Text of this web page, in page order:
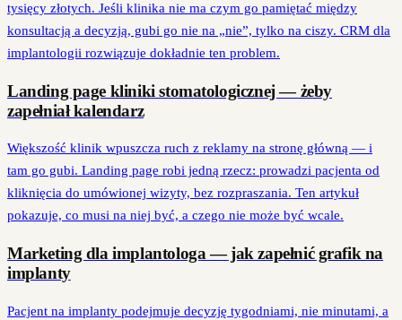
tysięcy złotych. Jeśli klinika nie ma czym go pamiętać między
konsultacją a decyzją, gubi go nie na „nie”, tylko na ciszy. CRM dla
implantologii rozwiązuje dokładnie ten problem.
Landing page kliniki stomatologicznej — żeby
zapełniał kalendarz
Większość klinik wpuszcza ruch z reklamy na stronę główną — i
tam go gubi. Landing page robi jedną rzecz: prowadzi pacjenta od
kliknięcia do umówionej wizyty, bez rozpraszania. Ten artykuł
pokazuje, co musi na niej być, a czego nie może być wcale.
Marketing dla implantologa — jak zapełnić grafik na
implanty
Pacjent na implanty podejmuje decyzję tygodniami, nie minutami, a